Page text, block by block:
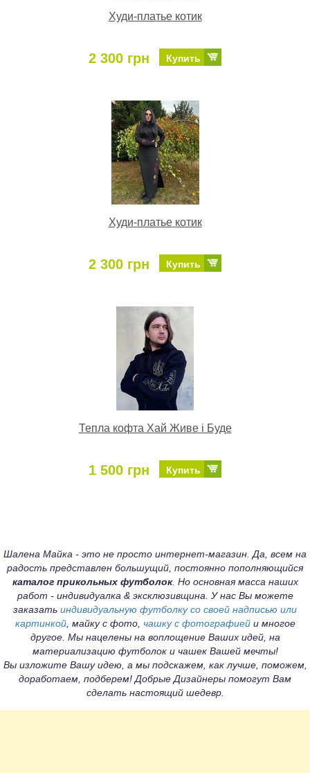
Худи-платье котик
2 300 грн Купить
Худи-платье котик
2 300 грн Купить
Тепла кофта Хай Живе і Буде
1 500 грн Купить
Шалена Майка - это не просто интернет-магазин. Да, всем на
радость представлен большущий, постоянно пополняющийся
каталог прикольных футболок. Но основная масса наших
работ - индивидуалка & эксклюзивщина. У нас Вы можете
заказать индивидуальную футболку со своей надписью или
картинкой, майку с фото, чашку с фотографиейи многое
другое. Мы нацелены на воплощение Ваших идей, на
материализацию футболок и чашек Вашей мечты!
Вы изложите Вашу идею, а мы подскажем, как лучше, поможем,
доработаем, подберем! Добрые Дизайнеры помогут Вам
сделать настоящий шедевр.